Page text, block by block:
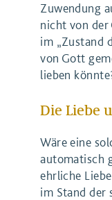
Zuwendung
nicht von der
im „Zustand
von Gott
lieben
Die Liebe
Wäre eine
automatisch
ehrliche
im Stand der